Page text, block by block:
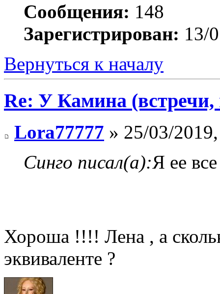
Сообщения: 148
Зарегистрирован: 13/
Вернуться к началу
Re: У Камина
Lora77777 » 25/03/
Синго писал(а):Я ее
Хороша !!!! Лена , а
эквиваленте ?